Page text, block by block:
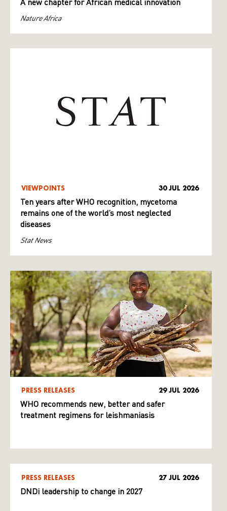
A new chapter for African medical innovation
Nature Africa
VIEWPOINTS 30 JUL 2026
Ten years after WHO recognition, mycetoma
remains one of the world’s most neglected
diseases
Stat News
PRESS RELEASES 29 JUL 2026
WHO recommends new, better and safer
treatment regimens for leishmaniasis
PRESS RELEASES 27 JUL 2026
DNDi leadership to change in 2027